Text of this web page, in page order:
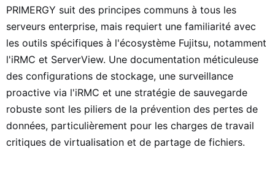
PRIMERGY suit des principes communs à tous les
serveurs enterprise, mais requiert une familiarité avec
les outils spécifiques à l'écosystème Fujitsu, notamment
l'iRMC et ServerView. Une documentation méticuleuse
des configurations de stockage, une surveillance
proactive via l'iRMC et une stratégie de sauvegarde
robuste sont les piliers de la prévention des pertes de
données, particulièrement pour les charges de travail
critiques de virtualisation et de partage de fichiers.